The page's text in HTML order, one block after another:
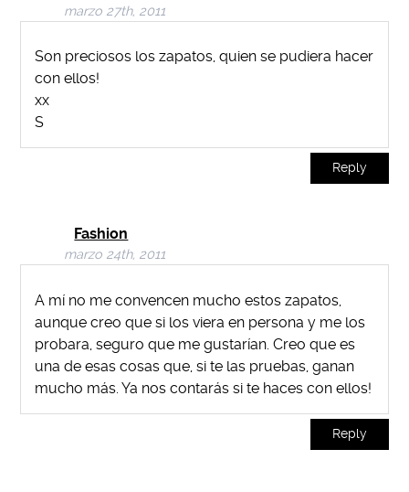
marzo 27th, 2011
Son preciosos los zapatos, quien se pudiera hacer
con ellos!
xx
S
Reply
Fashion
marzo 24th, 2011
A mí no me convencen mucho estos zapatos,
aunque creo que si los viera en persona y me los
probara, seguro que me gustarían. Creo que es
una de esas cosas que, si te las pruebas, ganan
mucho más. Ya nos contarás si te haces con ellos!
Reply